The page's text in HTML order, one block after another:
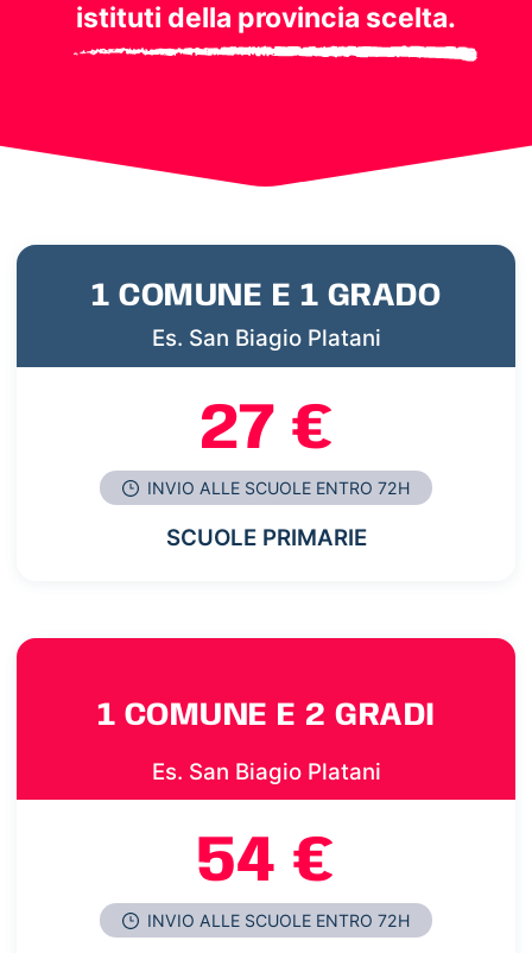
istituti della provincia scelta.
1 COMUNE E 1 GRADO
Es. San Biagio Platani
27 €
INVIO ALLE SCUOLE ENTRO 72H
SCUOLE PRIMARIE
1 COMUNE E 2 GRADI
Es. San Biagio Platani
54 €
INVIO ALLE SCUOLE ENTRO 72H